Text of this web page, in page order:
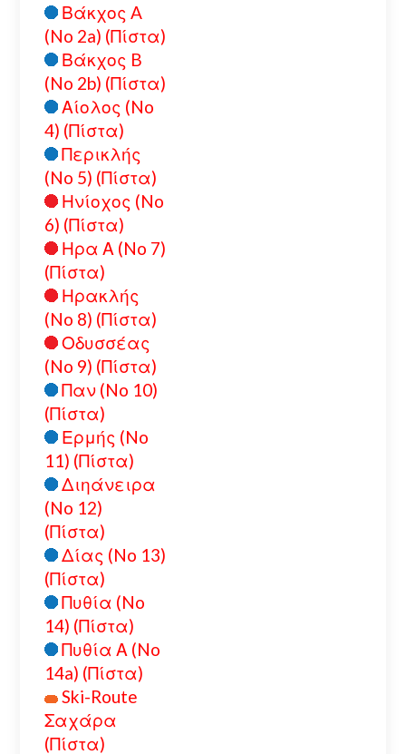
Βάκχος A
(No 2a) (Πίστα)
Βάκχος B
(No 2b) (Πίστα)
Αίολος (No
4) (Πίστα)
Περικλής
(No 5) (Πίστα)
Ηνίοχος (No
6) (Πίστα)
Ηρα Α (No 7)
(Πίστα)
Ηρακλής
(No 8) (Πίστα)
Οδυσσέας
(No 9) (Πίστα)
Παν (No 10)
(Πίστα)
Ερμής (No
11) (Πίστα)
Διηάνειρα
(No 12)
(Πίστα)
Δίας (No 13)
(Πίστα)
Πυθία (No
14) (Πίστα)
Πυθία Α (No
14a) (Πίστα)
Ski-Route
Σαχάρα
(Πίστα)